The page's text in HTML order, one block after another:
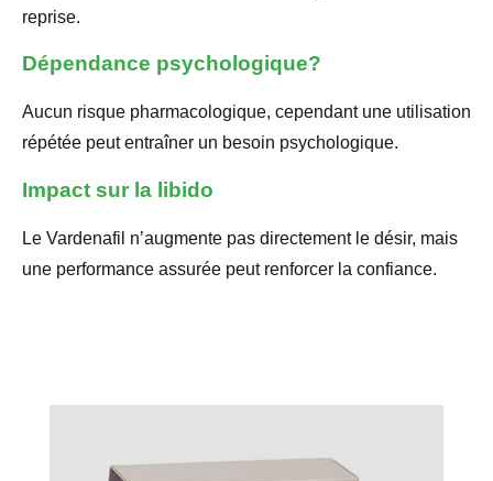
reprise.
Dépendance psychologique?
Aucun risque pharmacologique, cependant une utilisation
répétée peut entraîner un besoin psychologique.
Impact sur la libido
Le Vardenafil n’augmente pas directement le désir, mais
une performance assurée peut renforcer la confiance.